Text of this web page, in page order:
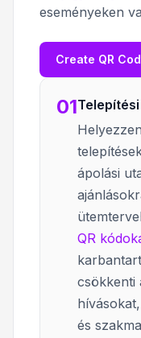
eseményeken
Create QR
01
ápolási
QR
csökkenti
és